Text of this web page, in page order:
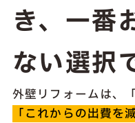
き、一番
ない選択
外壁リフォームは、
「これからの出費を